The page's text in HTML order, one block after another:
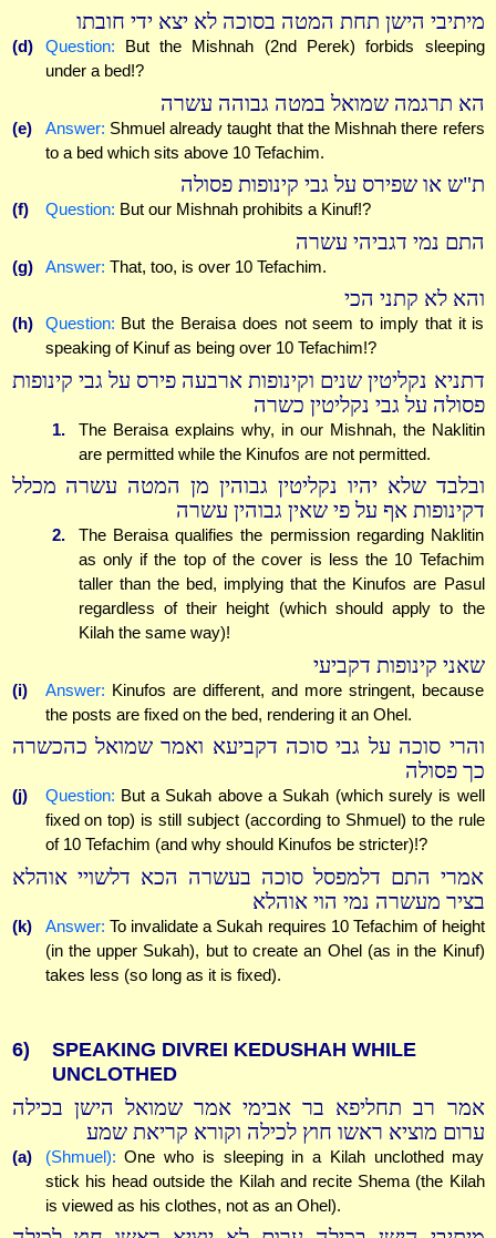
מיתיבי הישן תחת המטה בסוכה לא יצא ידי חובתו
(d) Question: But the Mishnah (2nd Perek) forbids sleeping
under a bed!?
הא תרגמה שמואל במטה גבוהה עשרה
(e) Answer: Shmuel already taught that the Mishnah there refers
to a bed which sits above 10 Tefachim.
ת"ש או שפירס על גבי קינופות פסולה
(f) Question: But our Mishnah prohibits a Kinuf!?
התם נמי דגביהי עשרה
(g) Answer: That, too, is over 10 Tefachim.
והא לא קתני הכי
(h) Question: But the Beraisa does not seem to imply that it is
speaking of Kinuf as being over 10 Tefachim!?
דתניא נקליטין שנים וקינופות ארבעה פירס על גבי קינופות
פסולה על גבי נקליטין כשרה
1.
The Beraisa explains why, in our Mishnah, the Naklitin
are permitted while the Kinufos are not permitted.
ובלבד שלא יהיו נקליטין גבוהין מן המטה עשרה מכלל
דקינופות אף על פי שאין גבוהין עשרה
2.
The Beraisa qualifies the permission regarding Naklitin
as only if the top of the cover is less the 10 Tefachim
taller than the bed, implying that the Kinufos are Pasul
regardless of their height (which should apply to the
Kilah the same way)!
שאני קינופות דקביעי
(i) Answer: Kinufos are different, and more stringent, because
the posts are fixed on the bed, rendering it an Ohel.
והרי סוכה על גבי סוכה דקביעא ואמר שמואל כהכשרה
כך פסולה
(j) Question: But a Sukah above a Sukah (which surely is well
fixed on top) is still subject (according to Shmuel) to the rule
of 10 Tefachim (and why should Kinufos be stricter)!?
אמרי התם דלמפסל סוכה בעשרה הכא דלשויי אוהלא
בציר מעשרה נמי הוי אוהלא
(k) Answer: To invalidate a Sukah requires 10 Tefachim of height
(in the upper Sukah), but to create an Ohel (as in the Kinuf)
takes less (so long as it is fixed).
6)
SPEAKING DIVREI KEDUSHAH WHILE
UNCLOTHED
אמר רב תחליפא בר אבימי אמר שמואל הישן בכילה
ערום מוציא ראשו חוץ לכילה וקורא קריאת שמע
(a) (Shmuel): One who is sleeping in a Kilah unclothed may
stick his head outside the Kilah and recite Shema (the Kilah
is viewed as his clothes, not as an Ohel).